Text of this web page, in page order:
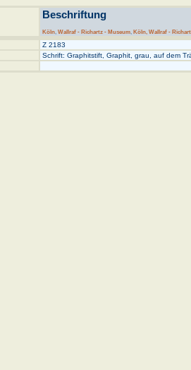
Beschriftung
Köln, Wallraf - Richartz - Museum, Köln, Wallraf -
Z 2183
Schrift: Graphitstift, Graphit, grau, auf dem